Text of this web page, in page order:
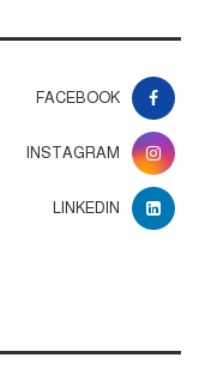
FACEBOOK
INSTAGRAM
LINKEDIN